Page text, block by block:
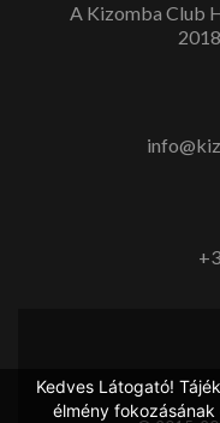
A Kizomba Club
2018
Kedves Látogató!
élmény